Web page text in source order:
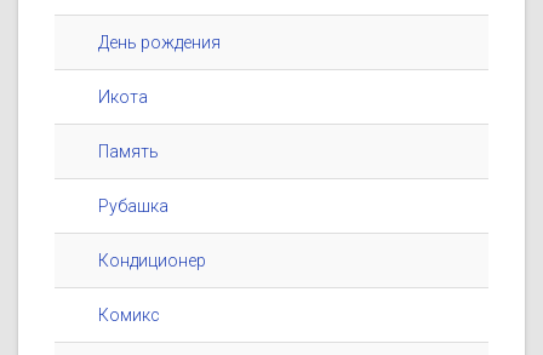
День рождения
Икота
Память
Рубашка
Кондиционер
Комикс